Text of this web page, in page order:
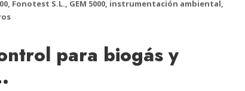
, Fonotest S.L., GEM 5000, instrumentación ambiental,
para biogás y